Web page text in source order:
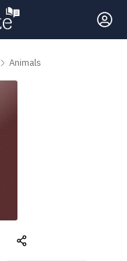
Animals